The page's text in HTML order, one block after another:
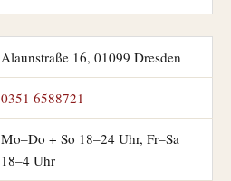
Alaunstraße 16, 01099 Dresden
0351 6588721
Mo–Do + So 18–24 Uhr, Fr–Sa
18–4 Uhr